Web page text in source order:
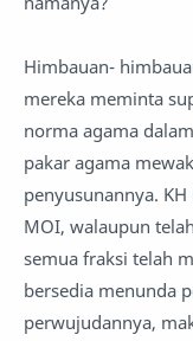
Himbauan-
mereka meminta
norma agama
pakar agama
penyusunannya.
MOI, walaupun
semua fraksi telah
bersedia menunda
perwujudannya,